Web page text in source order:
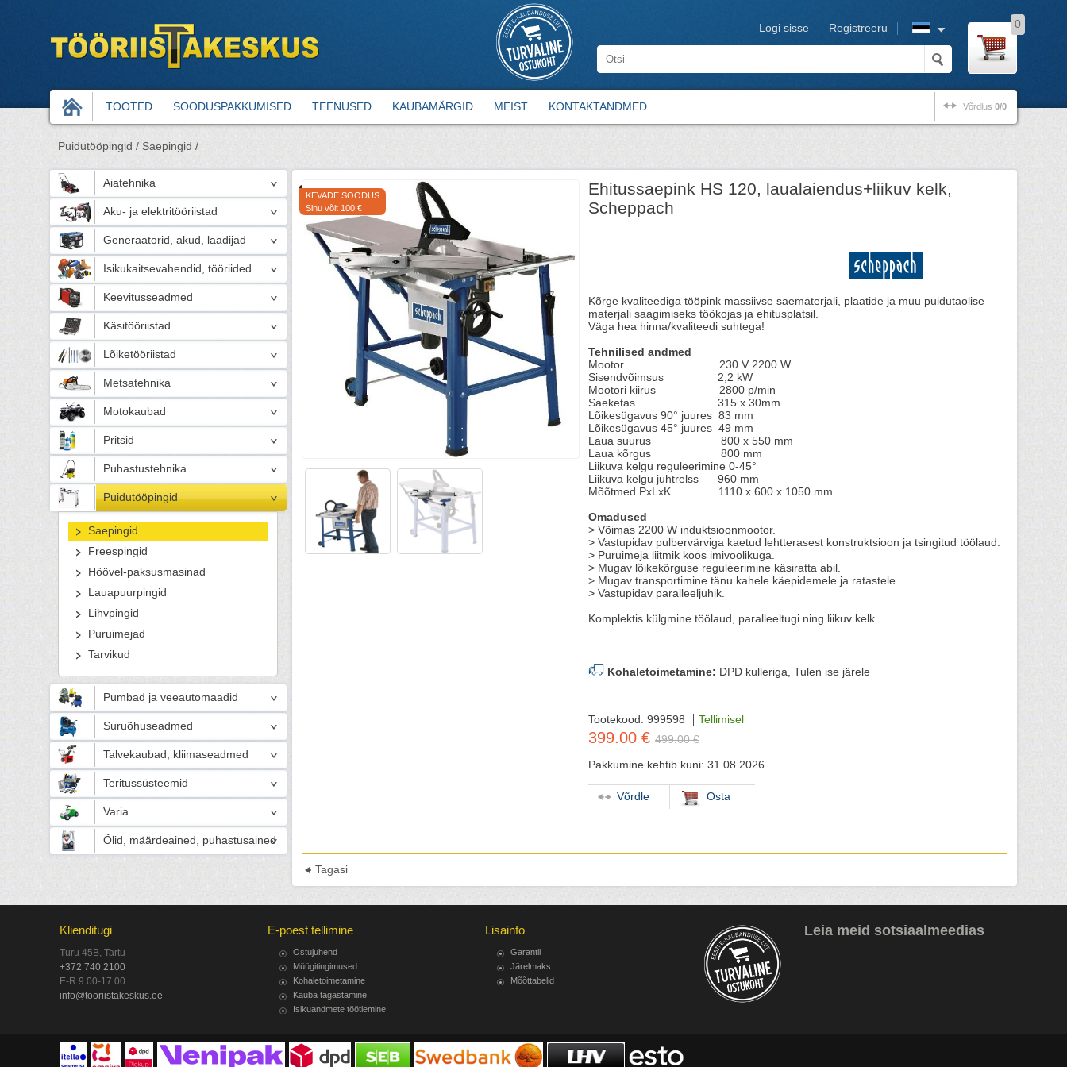
Registreeru
Logi sisse 0
TOOTED SOODUSPAKKUMISED TEENUSED KAUBAMÄRGID MEIST KONTAKTANDMED Võrdlus 0/0
Puidutööpingid / Saepingid /
Aiatehnika
Aku- ja elektritööriistad
Generaatorid, akud, laadijad
Isikukaitsevahendid, tööriided
Keevitusseadmed
Käsitööriistad
Lõiketööriistad
Metsatehnika
Motokaubad
Pritsid
Puhastustehnika
Puidutööpingid
Saepingid
Freespingid
Höövel-paksusmasinad
Lauapuurpingid
Lihvpingid
Puruimejad
Tarvikud
Pumbad ja veeautomaadid
Suruõhuseadmed
Talvekaubad, kliimaseadmed
Teritussüsteemid
Varia
Õlid, määrdeained, puhastusained
KEVADE SOODUS
Sinu võit 100 €
Ehitussaepink HS 120, laualaiendus+liikuv kelk,
Scheppach
Kõrge kvaliteediga tööpink massiivse saematerjali, plaatide ja muu puidutaolise
materjali saagimiseks töökojas ja ehitusplatsil.
Väga hea hinna/kvaliteedi suhtega!
Tehnilised andmed
Mootor 230 V 2200 W
Sisendvõimsus 2,2 kW
Mootori kiirus 2800 p/min
Saeketas 315 x 30mm
Lõikesügavus 90° juures 83 mm
Lõikesügavus 45° juures 49 mm
Laua suurus 800 x 550 mm
Laua kõrgus 800 mm
Liikuva kelgu reguleerimine 0-45°
Liikuva kelgu juhtrelss 960 mm
Mõõtmed PxLxK 1110 x 600 x 1050 mm
Omadused
> Võimas 2200 W induktsioonmootor.
> Vastupidav pulbervärviga kaetud lehtterasest konstruktsioon ja tsingitud töölaud.
> Puruimeja liitmik koos imivoolikuga.
> Mugav lõikekõrguse reguleerimine käsiratta abil.
> Mugav transportimine tänu kahele käepidemele ja ratastele.
> Vastupidav paralleeljuhik.
Komplektis külgmine töölaud, paralleeltugi ning liikuv kelk.
Kohaletoimetamine: DPD kulleriga, Tulen ise järele
Tootekood: 999598 Tellimisel
399.00 € 499.00 €
Pakkumine kehtib kuni: 31.08.2026
Võrdle Osta
Tagasi
Klienditugi
Turu 45B, Tartu
+372 740 2100
E-R 9.00-17.00
info@tooriistakeskus.ee
E-poest tellimine
Ostujuhend
Müügitingimused
Kohaletoimetamine
Kauba tagastamine
Isikuandmete töötlemine
Lisainfo
Garantii
Järelmaks
Mõõttabelid
Leia meid sotsiaalmeedias